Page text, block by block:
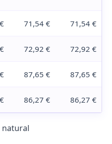
71,54 € 71,54 €
72,92 € 72,92 €
87,65 € 87,65 €
86,27 € 86,27 €
natural